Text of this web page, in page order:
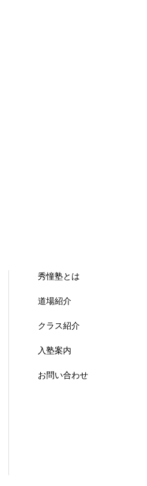
秀憧塾とは
道場紹介
クラス紹介
入塾案内
お問い合わせ